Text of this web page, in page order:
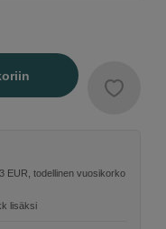
EUR, todellinen vuosikorko
lisäksi